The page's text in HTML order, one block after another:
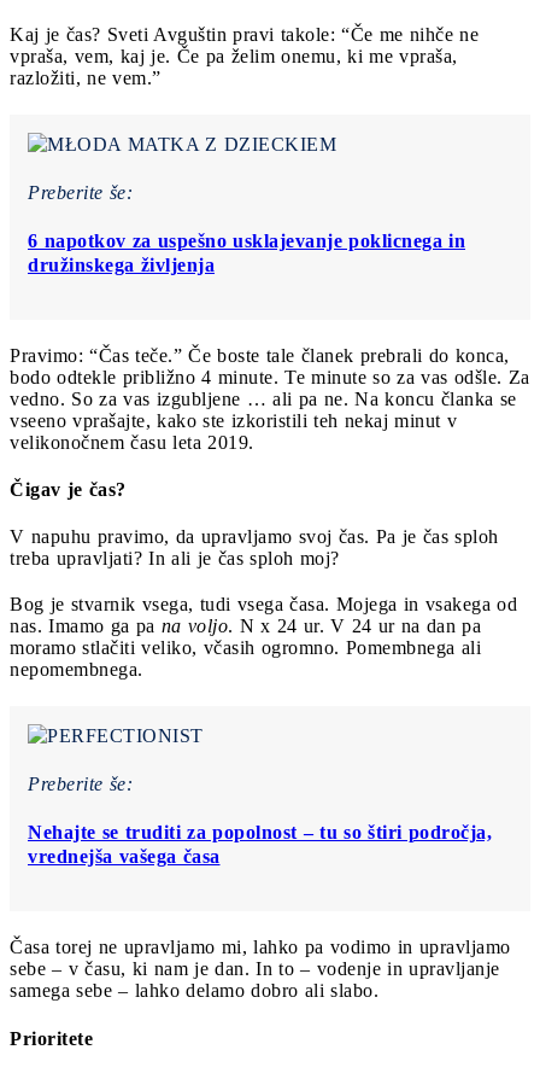
Kaj je čas? Sveti Avguštin pravi takole: “Če me nihče ne
vpraša, vem, kaj je. Če pa želim onemu, ki me vpraša,
razložiti, ne vem.”
Preberite še:
6 napotkov za uspešno usklajevanje poklicnega in
družinskega življenja
Pravimo: “Čas teče.” Če boste tale članek prebrali do konca,
bodo odtekle približno 4 minute. Te minute so za vas odšle. Za
vedno. So za vas izgubljene … ali pa ne. Na koncu članka se
vseeno vprašajte, kako ste izkoristili teh nekaj minut v
velikonočnem času leta 2019.
Čigav je čas?
V napuhu pravimo, da upravljamo svoj čas. Pa je čas sploh
treba upravljati? In ali je čas sploh moj?
Bog je stvarnik vsega, tudi vsega časa. Mojega in vsakega od
nas. Imamo ga pa na voljo. N x 24 ur. V 24 ur na dan pa
moramo stlačiti veliko, včasih ogromno. Pomembnega ali
nepomembnega.
Preberite še:
Nehajte se truditi za popolnost – tu so štiri področja,
vrednejša vašega časa
Časa torej ne upravljamo mi, lahko pa vodimo in upravljamo
sebe – v času, ki nam je dan. In to – vodenje in upravljanje
samega sebe – lahko delamo dobro ali slabo.
Prioritete